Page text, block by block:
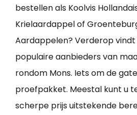
bestellen als Koolvis
Krielaardappel of
Aardappelen? Verderop
populaire aanbieders van
rondom Mons. Iets om de
proefpakket. Meestal kunt u
scherpe prijs uitstekende